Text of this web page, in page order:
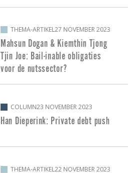
THEMA-ARTIKEL27 NOVEMBER 2023
Mahsun Dogan & Kiemthin Tjong
Tjin Joe: Bail-inable obligaties
voor de nutssector?
COLUMN23 NOVEMBER 2023
Han Dieperink: Private debt push
THEMA-ARTIKEL22 NOVEMBER 2023